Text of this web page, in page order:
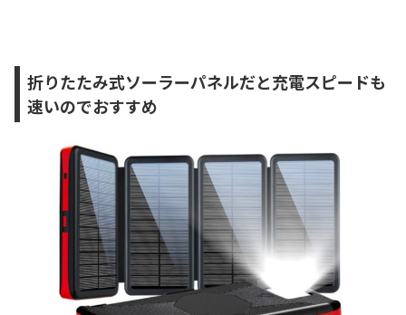
折りたたみ式ソーラーパネルだと充電スピードも
速いのでおすすめ